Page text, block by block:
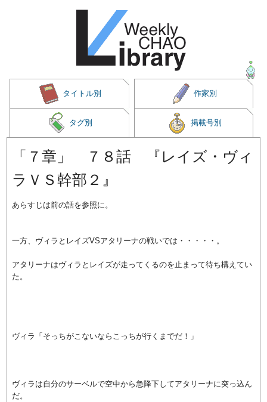
タイトル別 作家別
タグ別 掲載号別
「７章」 ７８話 『レイズ・ヴィ
ラＶＳ幹部２』
あらすじは前の話を参照に。
一方、ヴィラとレイズVSアタリーナの戦いでは・・・・・。
アタリーナはヴィラとレイズが走ってくるのを止まって待ち構えてい
た。
ヴィラ「そっちがこないならこっちが行くまでだ！」
ヴィラは自分のサーベルで空中から急降下してアタリーナに突っ込ん
だ。